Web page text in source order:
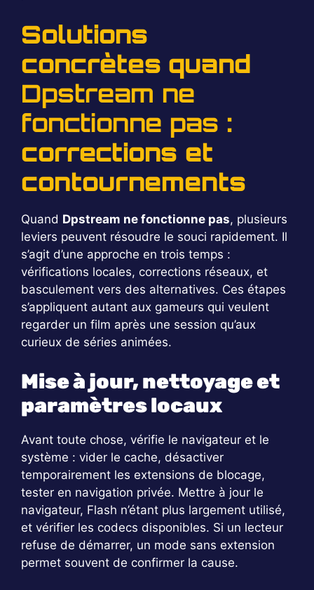
Solutions
concrètes quand
Dpstream ne
fonctionne pas :
corrections et
contournements
Quand Dpstream ne fonctionne pas, plusieurs
leviers peuvent résoudre le souci rapidement. Il
s’agit d’une approche en trois temps :
vérifications locales, corrections réseaux, et
basculement vers des alternatives. Ces étapes
s’appliquent autant aux gameurs qui veulent
regarder un film après une session qu’aux
curieux de séries animées.
Mise à jour, nettoyage et
paramètres locaux
Avant toute chose, vérifie le navigateur et le
système : vider le cache, désactiver
temporairement les extensions de blocage,
tester en navigation privée. Mettre à jour le
navigateur, Flash n’étant plus largement utilisé,
et vérifier les codecs disponibles. Si un lecteur
refuse de démarrer, un mode sans extension
permet souvent de confirmer la cause.